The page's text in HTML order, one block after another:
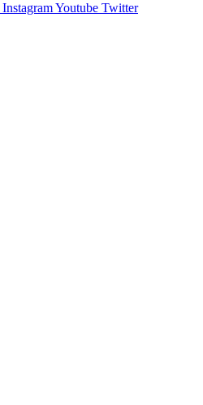
InstagramYoutube Twitter